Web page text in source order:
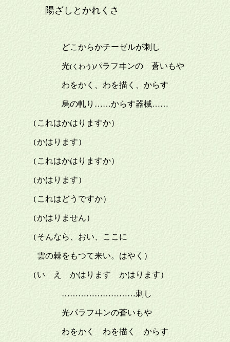
陽ざしとかれくさ
どこからかチーゼルが刺し
光(くわう)パラフヰンの 蒼いもや
わをかく、わを描く、からす
烏の軋り……からす器械……
（これはかはりますか）
（かはります）
（これはかはりますか）
（かはります）
（これはどうですか）
（かはりません）
（そんなら、おい、ここに
雲の棘をもつて来い。はやく）
（いゝえ かはります かはります）
………………………刺し
光パラフヰンの蒼いもや
わをかく わを描く からす